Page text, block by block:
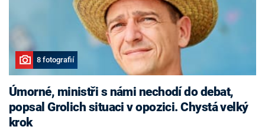
8 fotografií
Úmorné, ministři s námi nechodí do debat,
popsal Grolich situaci v opozici. Chystá velký
krok